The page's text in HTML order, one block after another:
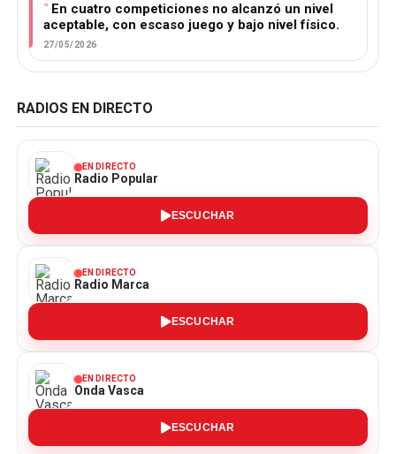
En cuatro competiciones no alcanzó un nivel
aceptable, con escaso juego y bajo nivel físico.
27/05/2026
RADIOS EN DIRECTO
EN DIRECTO
Radio Popular
ESCUCHAR
EN DIRECTO
Radio Marca
ESCUCHAR
EN DIRECTO
Onda Vasca
ESCUCHAR